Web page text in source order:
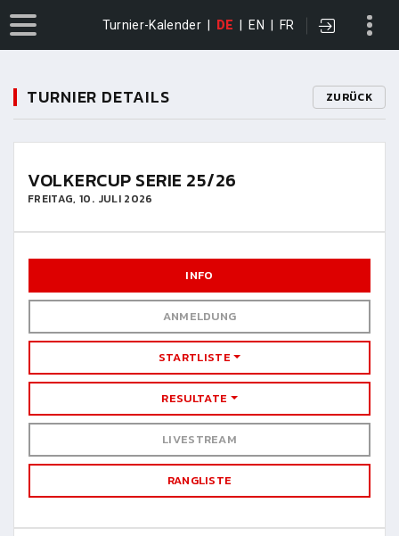
Turnier-Kalender DE EN FR
TURNIER DETAILS ZURÜCK
VOLKERCUP SERIE 25/26
FREITAG, 10. JULI 2026
INFO
ANMELDUNG
STARTLISTE
RESULTATE
LIVESTREAM
RANGLISTE